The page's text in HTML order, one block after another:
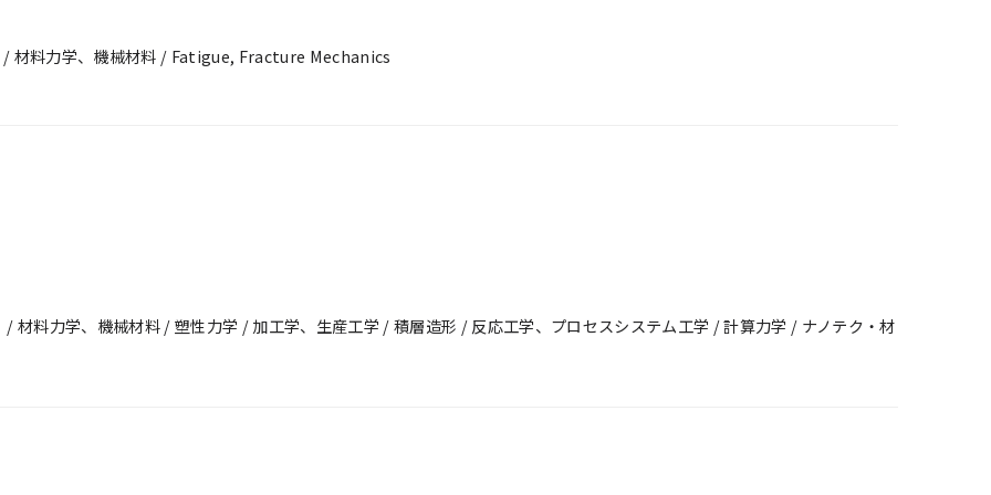
/ 材料力学、機械材料 / Fatigue, Fracture Mechanics
材料力学、機械材料 / 塑性力学 / 加工学、生産工学 / 積層造形 / 反応工学、プロセスシステム工学 / 計算力学 / ナノテク・材